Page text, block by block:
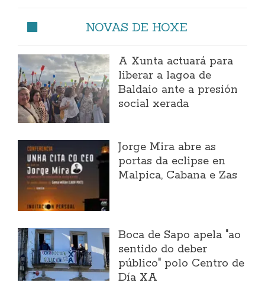
NOVAS DE HOXE
A Xunta actuará para
liberar a lagoa de
Baldaio ante a presión
social xerada
Jorge Mira abre as
portas da eclipse en
Malpica, Cabana e Zas
Boca de Sapo apela "ao
sentido do deber
público" polo Centro de
Día XA